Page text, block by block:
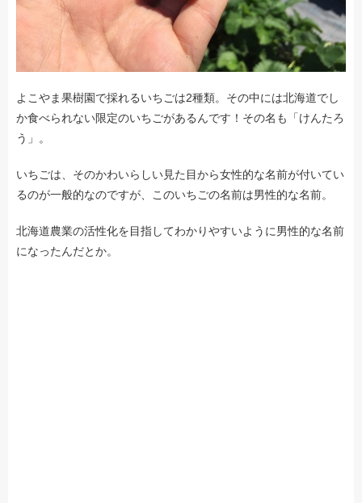
よこやま果樹園で採れるいちごは2種類。その中には北海道でし
か食べられない限定のいちごがあるんです！その名も「けんたろ
う」。
いちごは、そのかわいらしい見た目から女性的な名前が付いてい
るのが一般的なのですが、このいちごの名前は男性的な名前。
北海道農業の活性化を目指してわかりやすいように男性的な名前
になったんだとか。